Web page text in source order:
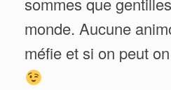
monde. Aucune
méfie et si on peut